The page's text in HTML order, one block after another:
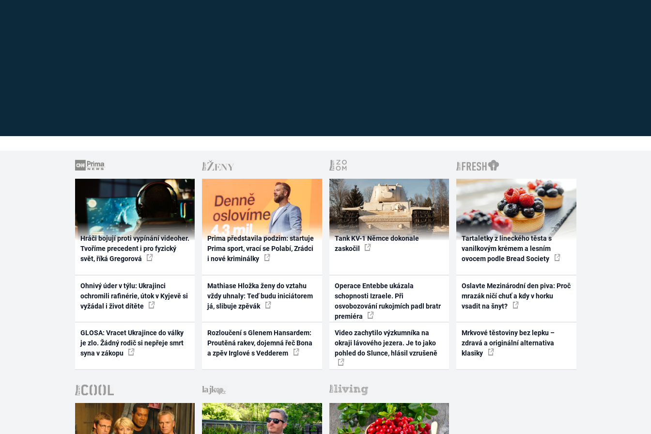
Hráči bojují proti vypínání videoher.
Tvoříme precedent i pro fyzický
svět, říká Gregorová
Ohnivý úder v týlu: Ukrajinci
ochromili rafinérie, útok v Kyjevě si
vyžádal i život dítěte
GLOSA: Vracet Ukrajince do války
je zlo. Žádný rodič si nepřeje smrt
syna v zákopu
Prima představila podzim: startuje
Prima sport, vrací se Polabí, Zrádci
i nové kriminálky
Mathiase Hložka ženy do vztahu
vždy uhnaly: Teď budu iniciátorem
já, slibuje zpěvák
Rozloučení s Glenem Hansardem:
Proutěná rakev, dojemná řeč Bona
a zpěv Irglové s Vedderem
Tank KV-1 Němce dokonale
zaskočil
Operace Entebbe ukázala
schopnosti Izraele. Při
osvobozování rukojmích padl bratr
premiéra
Video zachytilo výzkumníka na
okraji lávového jezera. Je to jako
pohled do Slunce, hlásil vzrušeně
Tartaletky z lineckého těsta s
vanilkovým krémem a lesním
ovocem podle Bread Society
Oslavte Mezinárodní den piva: Proč
mrazák ničí chuť a kdy v horku
vsadit na šnyt?
Mrkvové těstoviny bez lepku –
zdravá a originální alternativa
klasiky